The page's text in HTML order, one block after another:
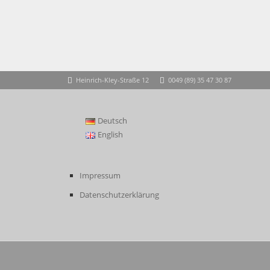
Heinrich-Kley-Straße 12 0049 (89) 35 47 30 87
Deutsch
English
Impressum
Datenschutzerklärung